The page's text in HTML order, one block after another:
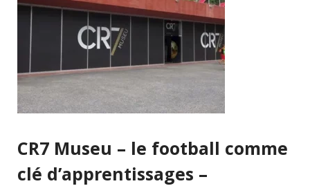
CR7 Museu – le football comme
clé d’apprentissages –